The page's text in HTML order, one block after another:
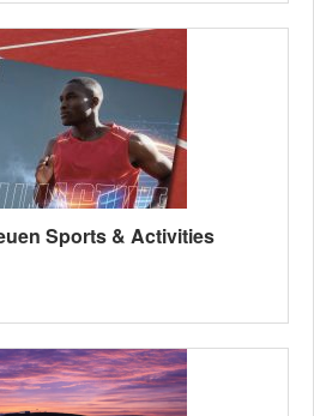
Sports & Activities